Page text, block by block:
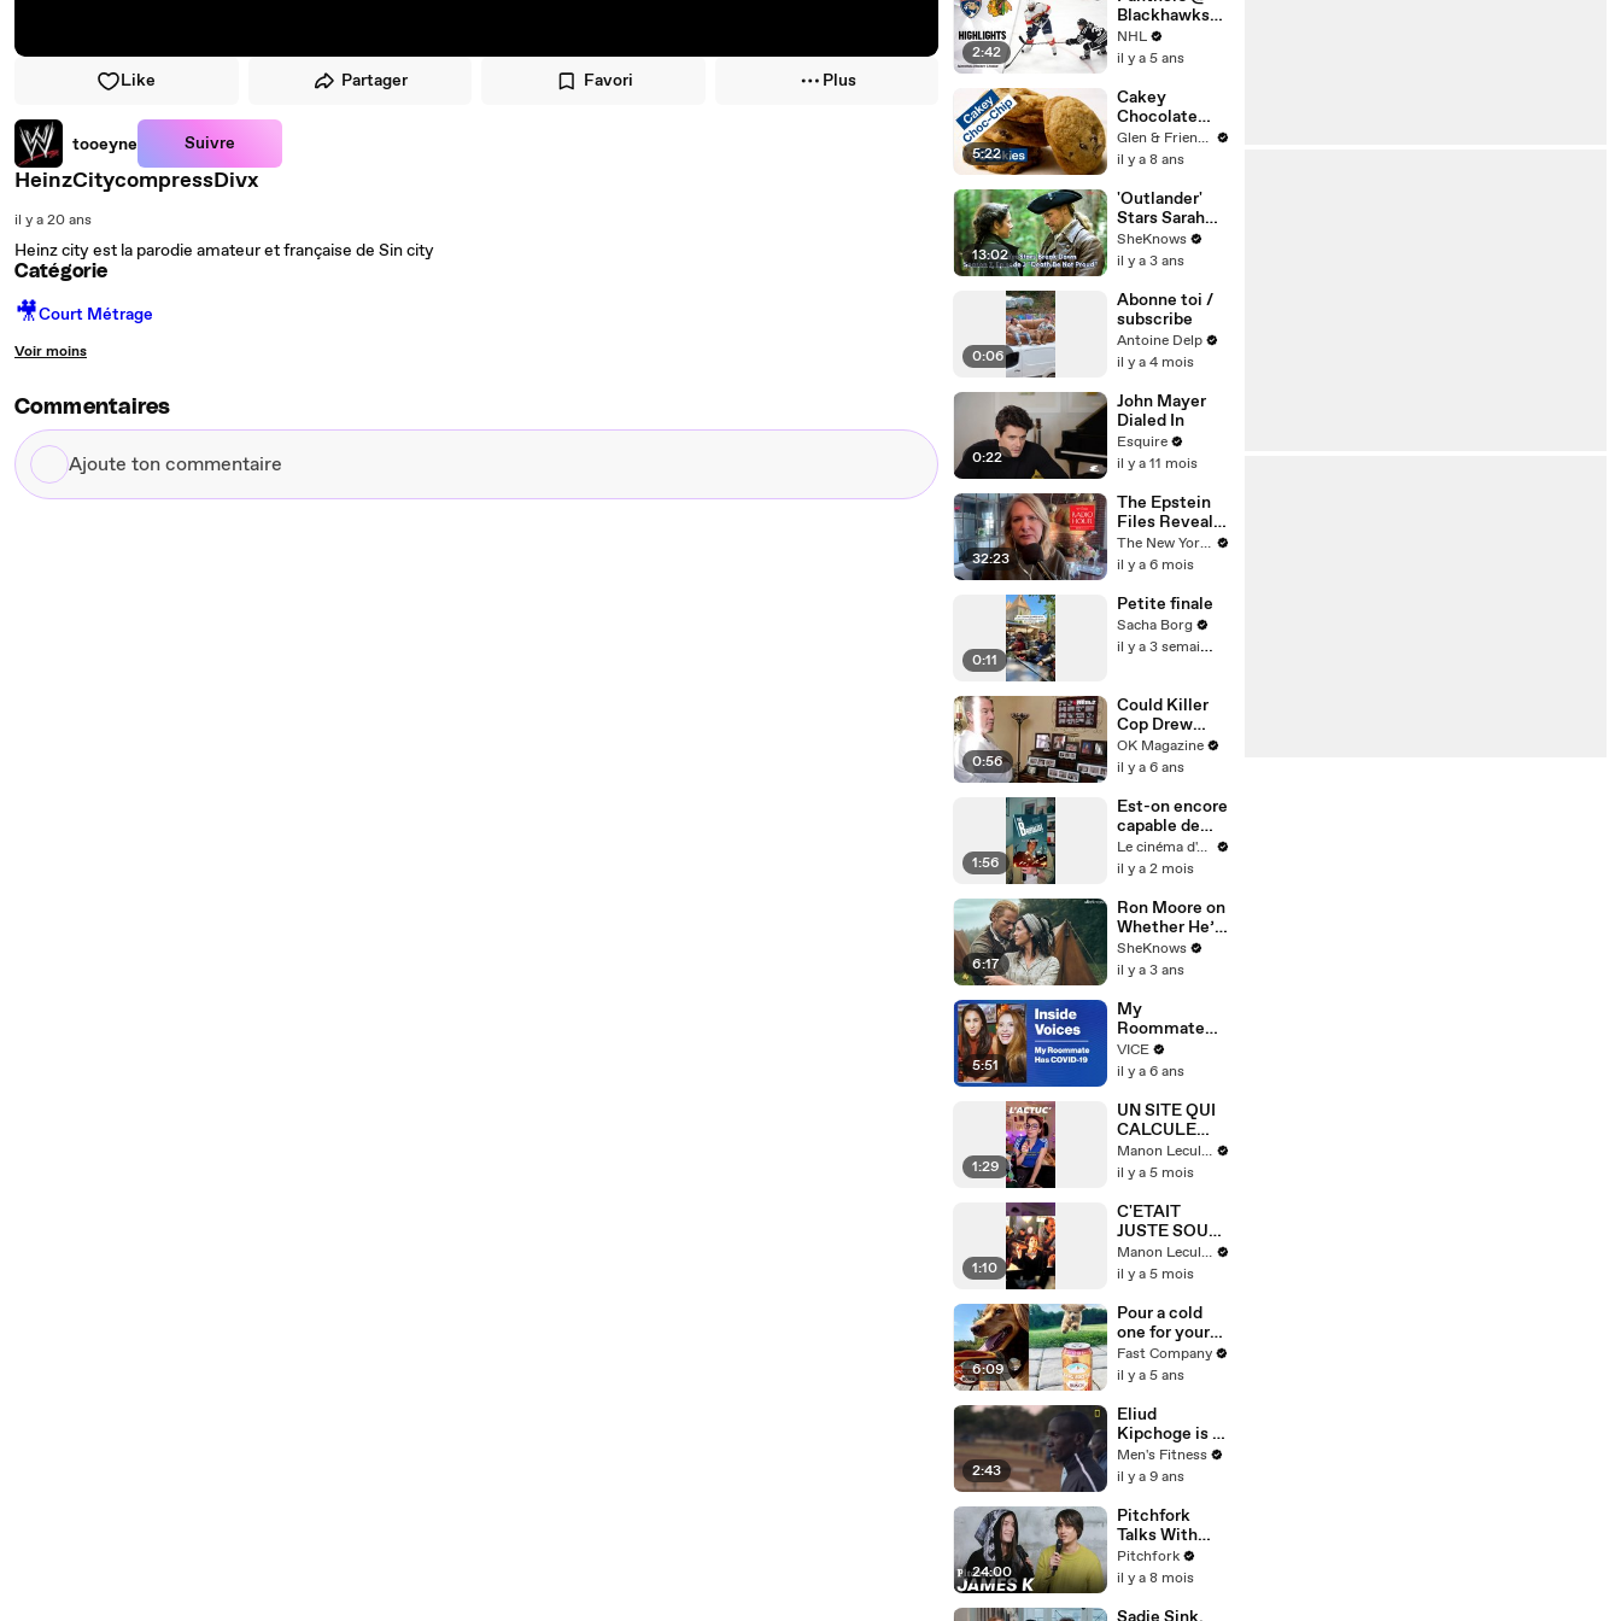
Like Partager Favori Plus
tooeyne Suivre
HeinzCitycompressDivx
il y a 20 ans
Heinz city est la parodie amateur et française de Sin city
Catégorie
🎥Court Métrage
Voir moins
Commentaires
Ajoute
ton
2:42
Blackhawks
4/29/21 | NHL
Highlights
NHL
il y a 5 ans
5:22
Cakey
Chocolate
Chip Cookie
Recipe
Glen & Friends Cooking Food
il y a 8 ans
13:02
'Outlander'
Stars Sarah
Collier & Hugh
Ross on That
Scene and
Working with
Sam Heughan
& Caitríona
Balfe
SheKnows
il y a 3 ans
0:06
Abonne toi /
subscribe
Antoine Delp
il y a 4 mois
0:22
John Mayer
Dialed In
Esquire
il y a 11 mois
32:23
The Epstein
Files Reveal
What Trump
Knew | The
Interview
The New Yorker
il y a 6 mois
0:11
Petite finale
Sacha Borg
il y a 3 semaines
0:56
Could Killer
Cop Drew
Peterson
Have Been
REELZ Doc
Explores The
Murder:
Watch
OK Magazine
il y a 6 ans
1:56
Est-on encore
capable de
mater un film
de 3h chez soi
Le cinéma d'Amaury
il y a 2 mois
6:17
Ron Moore on
Whether He’ll
Return For
the End of
SheKnows
il y a 3 ans
5:51
My
Roommate
Has COVID-19
VICE
il y a 6 ans
1:29
UN SITE QUI
CALCULE
TON
BODYCOUNT
Manon Leculnu
il y a 5 mois
1:10
C'ETAIT
JUSTE SOUS
NOS YEUX !
Manon Leculnu
il y a 5 mois
6:09
Pour a cold
one for your
dog with
Anheuser-
brew
Fast Company
il y a 5 ans
2:43
Eliud
Kipchoge is a
perfect
marathoner.
Breaking2
scientists
made him
faster.
Men's Fitness
il y a 9 ans
24:00
Pitchfork
Talks With
james K:
"Friend,"
Vocal
Pitchfork
il y a 8 mois